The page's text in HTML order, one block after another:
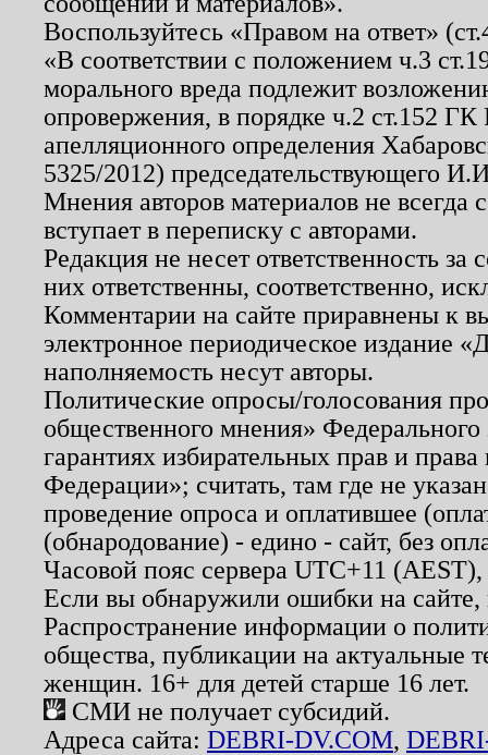
Воспользуйтесь «Правом на ответ»
«В соответствии с положением ч.3
морального вреда подлежит
опровержения, в порядке ч.2 ст.152
апелляционного определения
5325/2012) председательствующего
Мнения авторов материалов не
вступает в переписку с авторами.
Редакция не несет ответственность
них ответственны, соответственно,
Комментарии на сайте приравнены к
электронное периодическое издание
наполняемость несут авторы.
Политические опросы/голосования
общественного мнения»
гарантиях избирательных прав и
Федерации»; считать, там где не
проведение опроса и оплатившее
(обнародование) - едино - сайт, без
Часовой пояс сервера UTC+11
Если вы обнаружили ошибки на
Распространение информации о
общества, публикации на актуальные
женщин. 16+ для детей старше 16 лет.
СМИ не получает субсидий.
Адреса сайта: DEBRI-DV.COM,